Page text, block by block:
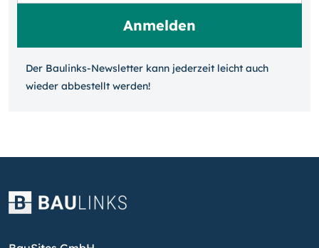
Der Baulinks-Newsletter kann jeder­zeit leicht auch
wieder ab­bestellt werden!